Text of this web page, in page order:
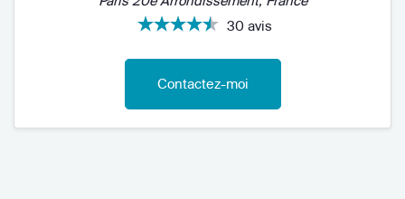
30 avis
Contactez-moi